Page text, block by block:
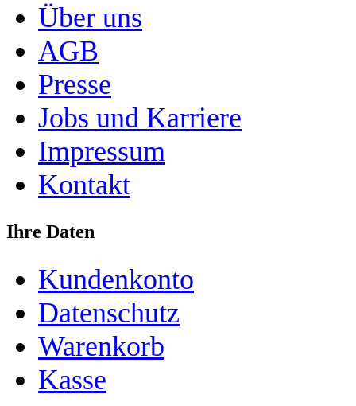
Über uns
AGB
Presse
Jobs und Karriere
Impressum
Kontakt
Ihre Daten
Kundenkonto
Datenschutz
Warenkorb
Kasse